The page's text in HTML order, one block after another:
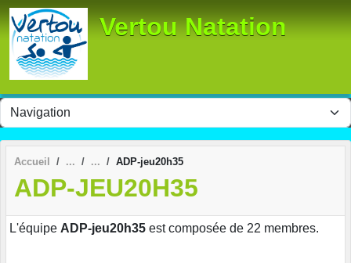
Vertou Natation
Accueil ADP-jeu20h35
ADP-JEU20H35
L'équipe ADP-jeu20h35 est composée de 22 membres.
Panneau de gestion des cookies